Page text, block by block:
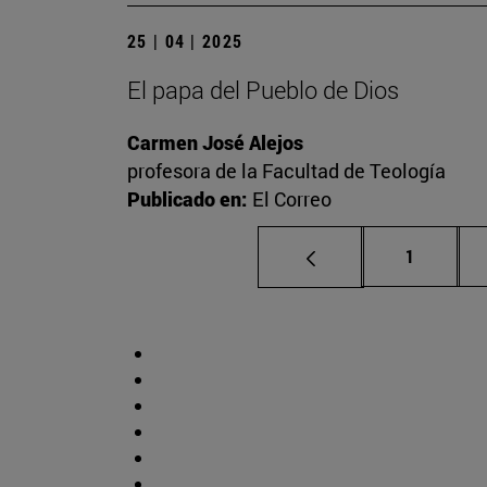
25 | 04 | 2025
El papa del Pueblo de Dios
Carmen José Alejos
profesora de la Facultad de Teología
Publicado en: El Correo
Página
1